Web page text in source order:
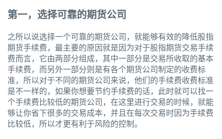
第一，选择可靠的期货公司
之所以说选择一个可靠的期货公司，就能够有效的降低股指
期货手续费，最主要的原因就是因为对于股指期货交易手续
费而言，它由两部分组成，其中一部分是交易所收取的基本
手续费，而另外一部分则是有各个期货公司制定的收费标
准，所以对于不同的期货公司来说，他们的手续费收费标准
是不一样的，如果你想要节约手续费的话，此时就可以找一
个手续费比较低的期货公司，在这里进行交易的时候，就能
够让你省下很多的交易成本，并且在每次交易时因为手续费
比较低，所以才更有利于风险的控制。